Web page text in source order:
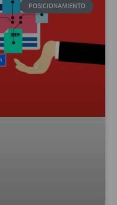
POSICIONAMIENTO